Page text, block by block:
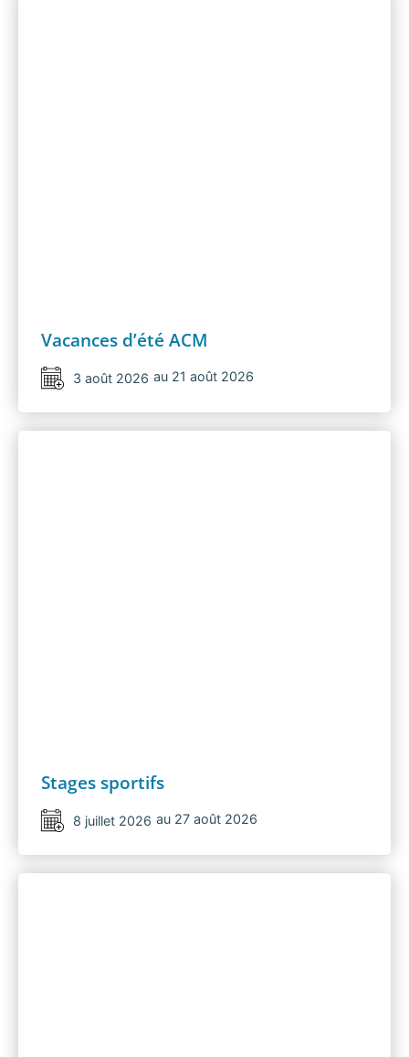
Vacances d’été ACM
3 août 2026 au 21 août 2026
Stages sportifs
8 juillet 2026 au 27 août 2026